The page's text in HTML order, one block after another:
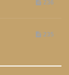
236
235